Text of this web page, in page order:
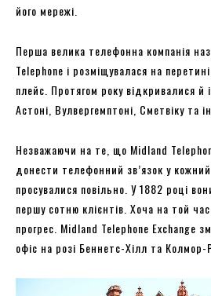
його мережі.
Перша велика телефонна компанія
Telephone і розміщувалася на
плейс. Протягом року відкривалися й
Астоні, Вулвергемптоні, Сметвіку та
Незважаючи на те, що Midland
донести телефонний зв’язок у
просувалися повільно. У 1882 році
першу сотню клієнтів. Хоча на той
прогрес. Midland Telephone Exchange
офіс на розі Беннетс-Хілл та Колмор-